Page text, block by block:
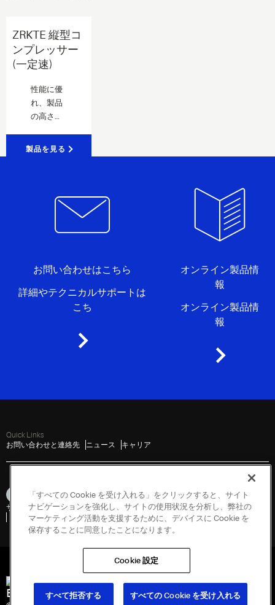
ZRKTE 縦型コ
ンプレッサー
(一定速)
性能に優
れ、製品
の高さ方
求を満た
製品を見る
お問い合わせはこちら
詳細やテクニカルサポートは
こち
オンライン製品情
報
オンライン製品情
報
Quick Links
お問い合わせと連絡先
ニュース キャリア
サイトマップ 個人情報に関する取り扱い 利用規約
Cookies
脆弱性開示ポリシー
脆弱性を報告する 政府情報開示請求
Engineered for Sustainability
「すべての Cookie を受け入れる」をクリックすると、サイト
ナビゲーションを強化し、サイトの使用状況を分析し、弊社の
マーケティング活動を支援するために、デバイスに Cookie を
保存することに同意したことになります。
Cookie 設定
すべて拒否する すべての Cookie を受け入れる